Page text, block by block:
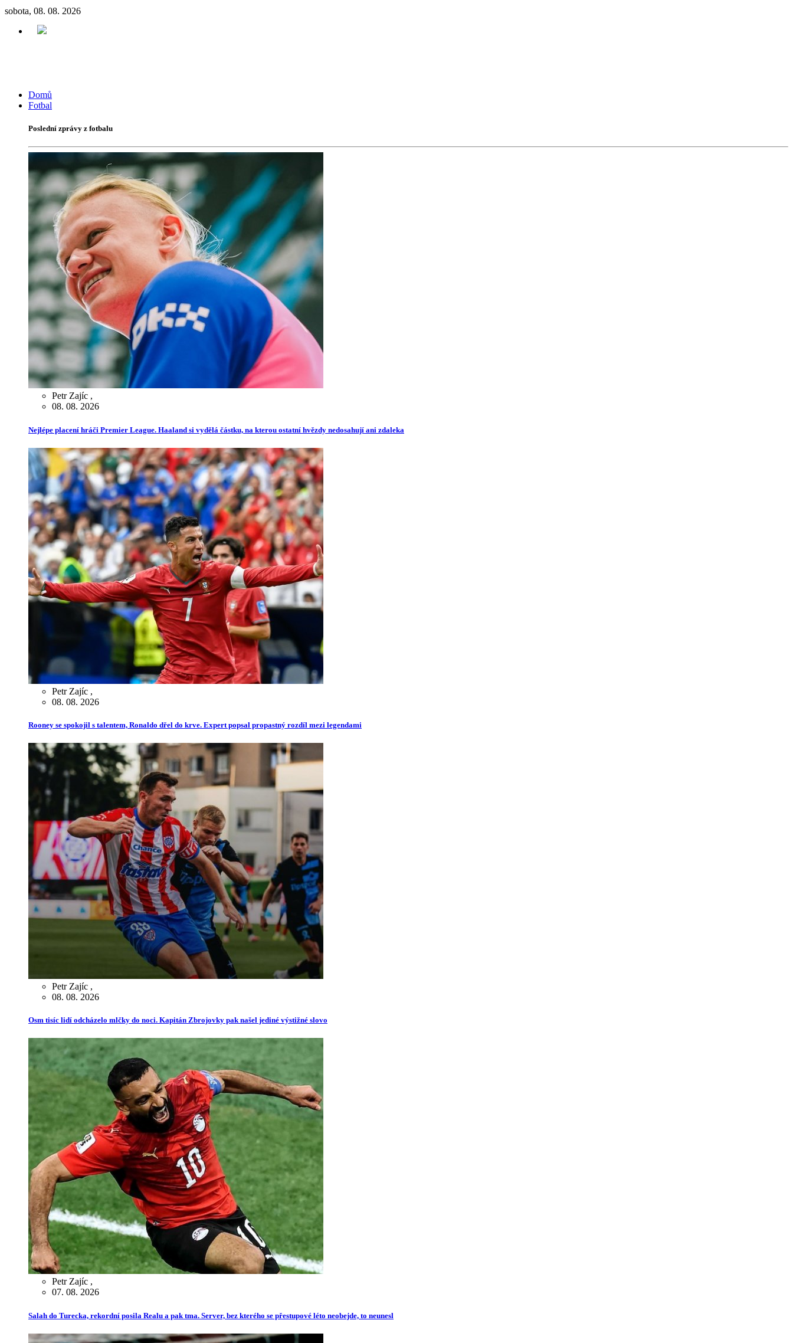
sobota, 08. 08. 2026
Domů
Fotbal
Poslední zprávy z fotbalu
Petr Zajíc ,
08. 08. 2026
Nejlépe placení hráči Premier League. Haaland si vydělá částku, na kterou ostatní hvězdy nedosahují ani zdaleka
Petr Zajíc ,
08. 08. 2026
Rooney se spokojil s talentem, Ronaldo dřel do krve. Expert popsal propastný rozdíl mezi legendami
Petr Zajíc ,
08. 08. 2026
Osm tisíc lidí odcházelo mlčky do noci. Kapitán Zbrojovky pak našel jediné výstižné slovo
Petr Zajíc ,
07. 08. 2026
Salah do Turecka, rekordní posila Realu a pak tma. Server, bez kterého se přestupové léto neobejde, to neunesl